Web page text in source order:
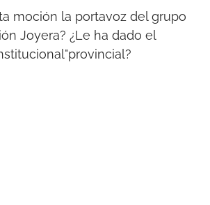
moción la portavoz del grupo
Joyera? ¿Le ha dado el